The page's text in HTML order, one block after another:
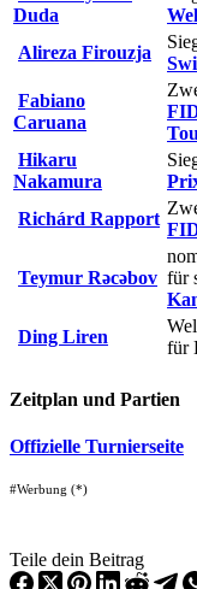
Duda
Alireza Firouzja
Fabiano
Caruana
Hikaru
Nakamura
Richárd Rapport
Teymur Rəcəbov für
Ding Liren
für
Zeitplan und Partien
Offizielle Turnierseite
#Werbung (*)
Teile dein Beitrag